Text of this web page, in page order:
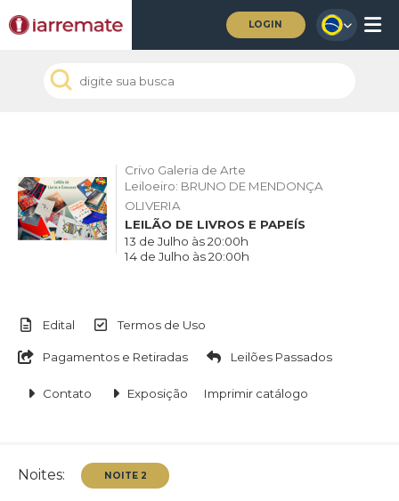
LOGIN
Crivo Galeria de Arte
Leiloeiro: BRUNO DE MENDONÇA
OLIVERIA
LEILÃO DE LIVROS E PAPEÍS
13 de Julho às 20:00h
14 de Julho às 20:00h
Edital Termos de Uso
Pagamentos e Retiradas Leilões Passados
Contato Exposição Imprimir catálogo
Noites: